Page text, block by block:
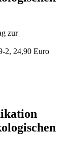
zur
2, 24,90 Euro